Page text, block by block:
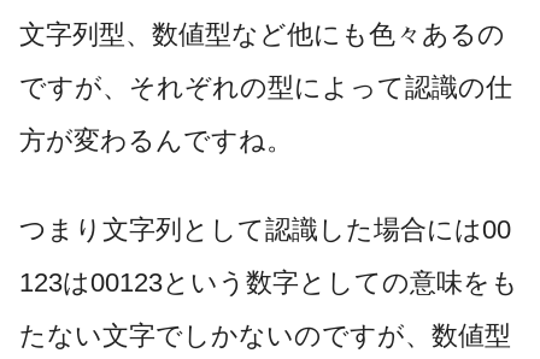
文字列型、数値型など他にも色々あるの
ですが、それぞれの型によって認識の仕
方が変わるんですね。
つまり文字列として認識した場合には00
123は00123という数字としての意味をも
たない文字でしかないのですが、数値型